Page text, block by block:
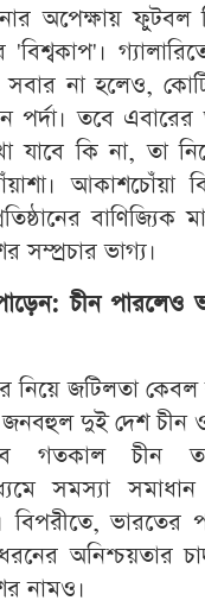
অপেক্ষায় ফুটবল
'বিশ্বকাপ'।
সবার না হলেও,
পর্দা। তবে
যাবে কি না, তা
আকাশচোঁয়া
বাণিজ্যিক
সম্প্রচার ভাগ্য।
চীন পারলেও
নিয়ে জটিলতা
জনবহুল দুই দেশ চীন
গতকাল চীন
সমস্যা
বিপরীতে, ভারতের
অনিশ্চয়তার
নামও।